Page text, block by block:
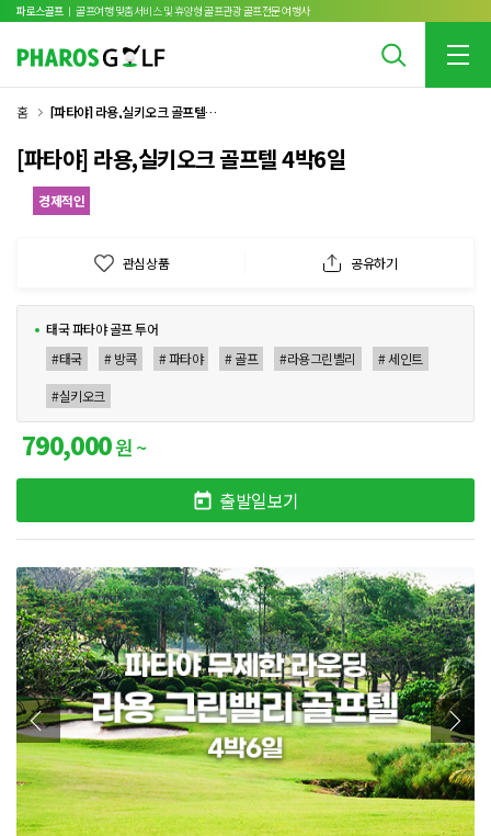
파로스골프 ㅣ 골프여행 맞춤서비스 및 휴양형 골프관광 골프전문 여행사
홈 [파타야] 라용,실키오크 골프텔 4박6일
[파타야] 라용,실키오크 골프텔 4박6일
경제적인
관심상품 공유하기
태국 파타야 골프 투어
#태국
# 방콕 # 파타야 # 골프 #라용그린벨리
# 세인트
#실키오크
790,000원 ~
출발일보기